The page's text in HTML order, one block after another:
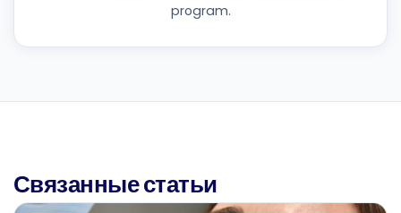
program.
Связанные статьи